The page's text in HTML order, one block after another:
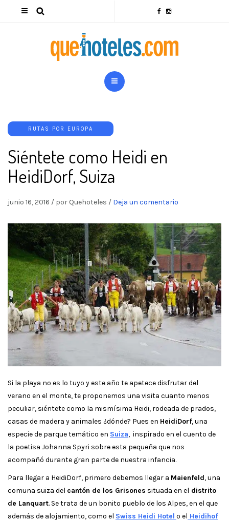
RUTAS POR EUROPA
Siéntete como Heidi en
HeidiDorf, Suiza
junio 16, 2016 / por Quehoteles / Deja un comentario
Si la playa no es lo tuyo y este año te apetece disfrutar del
verano en el monte, te proponemos una visita cuanto menos
peculiar, siéntete como la mismísima Heidi, rodeada de prados,
casas de madera y animales ¿dónde? Pues en HeidiDorf, una
especie de parque temático en Suiza, inspirado en el cuento de
la poetisa Johanna Spyri sobre esta pequeña que nos
acompañó durante gran parte de nuestra infancia.
Para llegar a HeidiDorf, primero debemos llegar a Maienfeld, una
comuna suiza del cantón de los Grisones situada en el distrito
de Lanquart. Se trata de un bonito pueblo de los Alpes, en el que
además de alojamiento, como el Swiss Heidi Hotel o el Heidihof